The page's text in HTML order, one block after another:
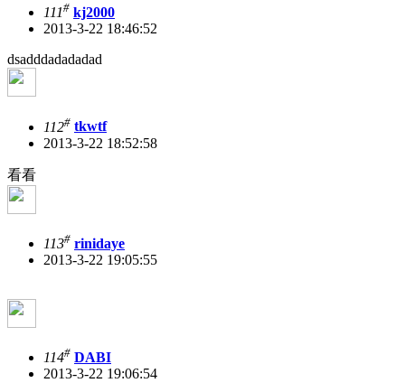
111# kj2000
2013-3-22 18:46:52
dsadddadadadad
112# tkwtf
2013-3-22 18:52:58
看看
113# rinidaye
2013-3-22 19:05:55
114# DABI
2013-3-22 19:06:54